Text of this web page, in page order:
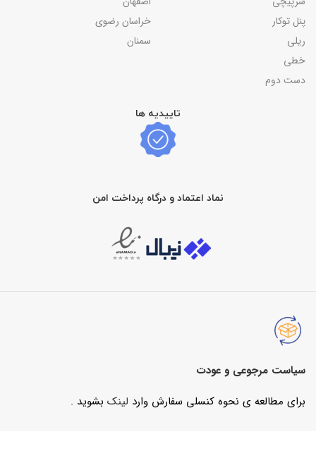
پنل توکار
ریلی
خطی
دست دوم
خراسان رضوی
سمنان
تاییدیه ها
نماد اعتماد و درگاه پرداخت امن
سیاست مرجوعی و عودت
برای مطالعه ی نحوه کنسلی سفارش وارد لینک بشوید .